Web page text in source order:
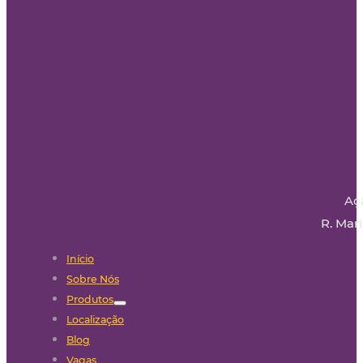
R.
Início
Sobre Nós
Produtos
Localização
Blog
Vagas